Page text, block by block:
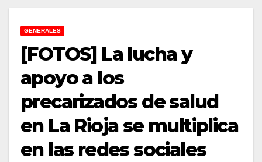
GENERALES
[FOTOS] La lucha y
apoyo a los
precarizados de salud
en La Rioja se multiplica
en las redes sociales